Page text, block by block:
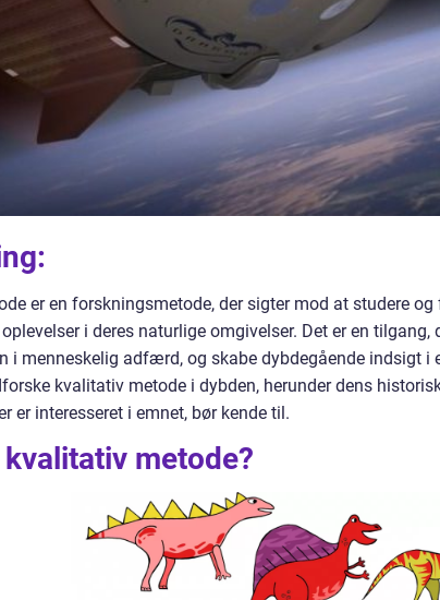
er en forskningsmetode, der sigter mod at studere
i deres naturlige omgivelser. Det er en tilgang,
i menneskelig adfærd, og skabe dybdegående indsigt i
kvalitativ metode i dybden, herunder dens
er interesseret i emnet, bør kende til.
metode?